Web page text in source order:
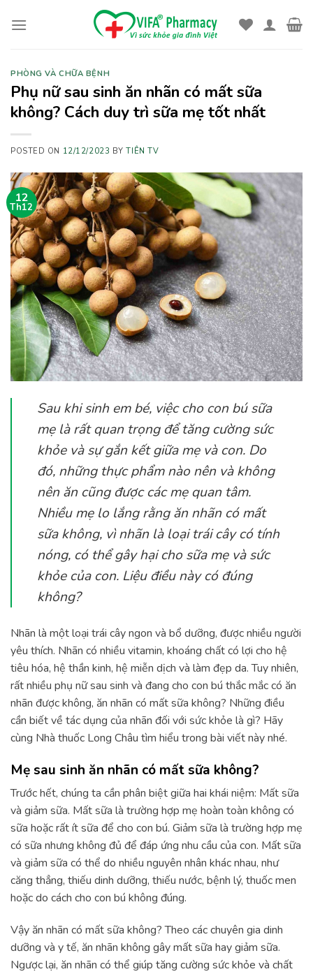
PHÒNG VÀ CHỮA BỆNH
Phụ nữ sau sinh ăn nhãn có mất sữa
không? Cách duy trì sữa mẹ tốt nhất
POSTED ON 12/12/2023 BYTIÊN TV
12
Th12
Sau khi sinh em bé, việc cho con bú sữa
mẹ là rất quan trọng để tăng cường sức
khỏe và sự gắn kết giữa mẹ và con. Do
đó, những thực phẩm nào nên và không
nên ăn cũng được các mẹ quan tâm.
Nhiều mẹ lo lắng rằng ăn nhãn có mất
sữa không, vì nhãn là loại trái cây có tính
nóng, có thể gây hại cho sữa mẹ và sức
khỏe của con. Liệu điều này có đúng
không?
Nhãn là một loại trái cây ngon và bổ dưỡng, được nhiều người
yêu thích. Nhãn có nhiều vitamin, khoáng chất có lợi cho hệ
tiêu hóa, hệ thần kinh, hệ miễn dịch và làm đẹp da. Tuy nhiên,
rất nhiều phụ nữ sau sinh và đang cho con bú thắc mắc có ăn
nhãn được không, ăn nhãn có mất sữa không? Những điều
cần biết về tác dụng của nhãn đối với sức khỏe là gì? Hãy
cùng Nhà thuốc Long Châu tìm hiểu trong bài viết này nhé.
Mẹ sau sinh ăn nhãn có mất sữa không?
Trước hết, chúng ta cần phân biệt giữa hai khái niệm: Mất sữa
và giảm sữa. Mất sữa là trường hợp mẹ hoàn toàn không có
sữa hoặc rất ít sữa để cho con bú. Giảm sữa là trường hợp mẹ
có sữa nhưng không đủ để đáp ứng nhu cầu của con. Mất sữa
và giảm sữa có thể do nhiều nguyên nhân khác nhau, như
căng thẳng, thiếu dinh dưỡng, thiếu nước, bệnh lý, thuốc men
hoặc do cách cho con bú không đúng.
Vậy ăn nhãn có mất sữa không? Theo các chuyên gia dinh
dưỡng và y tế, ăn nhãn không gây mất sữa hay giảm sữa.
Ngược lại, ăn nhãn có thể giúp tăng cường sức khỏe và chất